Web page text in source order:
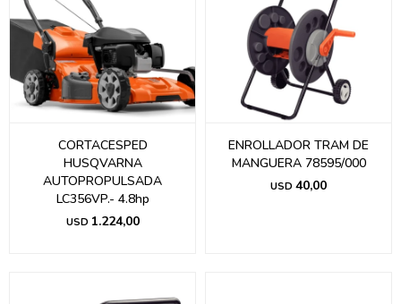
CORTACESPED
HUSQVARNA
AUTOPROPULSADA
LC356VP.- 4.8hp
USD 1.224,00
ENROLLADOR TRAM DE
MANGUERA 78595/000
USD 40,00